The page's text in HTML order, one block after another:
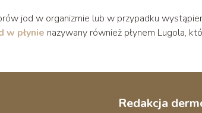
jod w organizmie lub w przypadku
w płynie nazywany również płynem Lugola,
Redakcja